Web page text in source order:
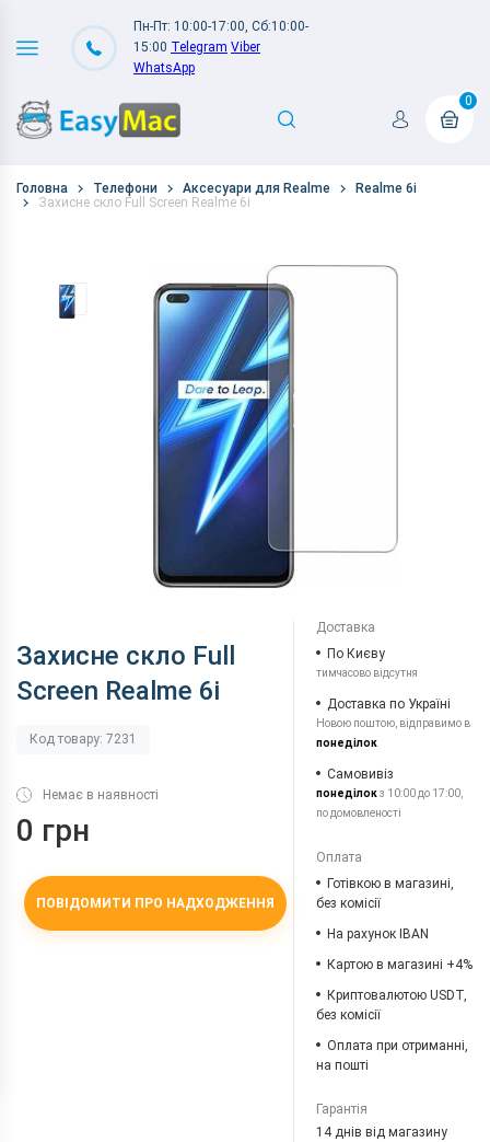
Пн-Пт: 10:00-17:00, Сб:10:00-
15:00 Telegram Viber
WhatsApp
0
Головна Телефони Аксесуари для Realme
Realme 6i
Захисне скло Full Screen Realme 6i
Захисне скло Full
Screen Realme 6i
Код товару: 7231
Немає в наявності
0 грн
ПОВІДОМИТИ ПРО НАДХОДЖЕННЯ
Доставка
По Києву
тимчасово відсутня
Доставка по Україні
Новою поштою, відправимо в
понеділок
Самовивіз
понеділокз 10:00 до 17:00,
по домовленості
Оплата
Готівкою в магазині,
без комісії
На рахунок IBAN
Картою в магазині +4%
Криптовалютою USDT,
без комісії
Оплата при отриманні,
на пошті
Гарантія
14 днів від магазину